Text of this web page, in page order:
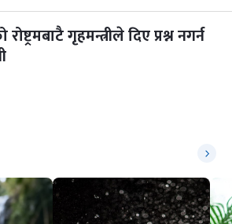
गृहमन्त्रीले दिए प्रश्न नगर्न